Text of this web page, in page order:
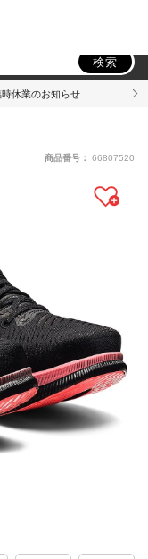
検索
休業のお知らせ
商品番号： 66807520